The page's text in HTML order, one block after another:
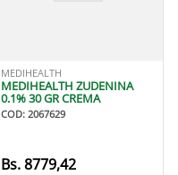
MEDIHEALTH
MEDIHEALTH ZUDENINA
0.1% 30 GR CREMA
COD: 2067629
8779,42